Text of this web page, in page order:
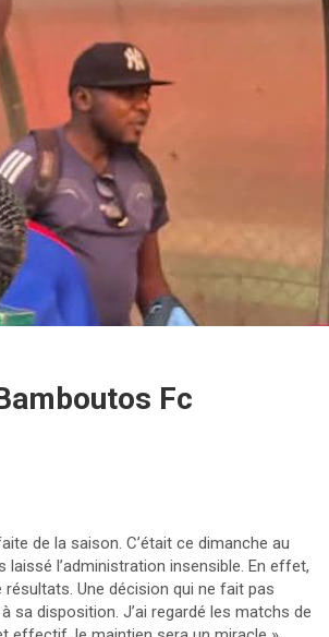
Fc
de la saison. C’était ce dimanche au
laissé l’administration insensible. En effet,
Une décision qui ne fait pas
sa disposition. J’ai regardé les matchs de